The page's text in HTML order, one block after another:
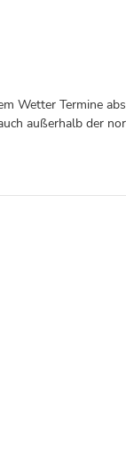
Wetter Termine
außerhalb der